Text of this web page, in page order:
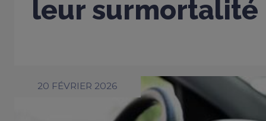
leur
20 FÉVRIER 2026